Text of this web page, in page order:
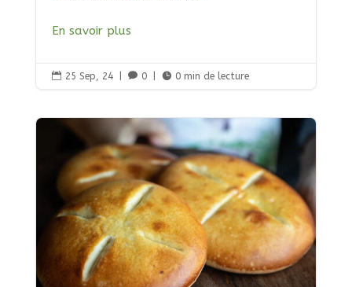
En savoir plus
 25 Sep, 24  0  0 min de lecture